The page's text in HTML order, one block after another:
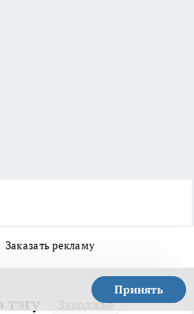
Заказать рекламу
Принять
Заволжье